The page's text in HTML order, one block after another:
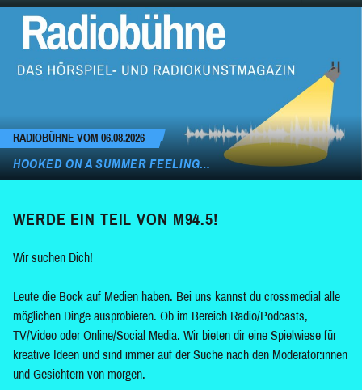
RADIOBÜHNE VOM 06.08.2026
HOOKED ON A SUMMER FEELING…
WERDE EIN TEIL VON M94.5!
Wir suchen Dich!
Leute die Bock auf Medien haben. Bei uns kannst du crossmedial alle
möglichen Dinge ausprobieren. Ob im Bereich Radio/Podcasts,
TV/Video oder Online/Social Media. Wir bieten dir eine Spielwiese für
kreative Ideen und sind immer auf der Suche nach den Moderator:innen
und Gesichtern von morgen.